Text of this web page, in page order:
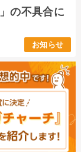
の不具合に
お知らせ